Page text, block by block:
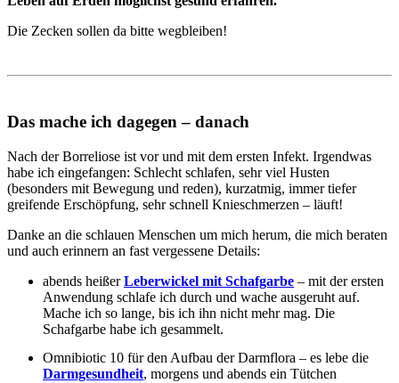
Die Zecken sollen da bitte wegbleiben!
Das mache ich dagegen – danach
Nach der Borreliose ist vor und mit dem ersten Infekt. Irgendwas
habe ich eingefangen: Schlecht schlafen, sehr viel Husten
(besonders mit Bewegung und reden), kurzatmig, immer tiefer
greifende Erschöpfung, sehr schnell Knieschmerzen – läuft!
Danke an die schlauen Menschen um mich herum, die mich beraten
und auch erinnern an fast vergessene Details:
abends heißerLeberwickel mit Schafgarbe – mit der ersten
Anwendung schlafe ich durch und wache ausgeruht auf.
Mache ich so lange, bis ich ihn nicht mehr mag. Die
Schafgarbe habe ich gesammelt.
Omnibiotic 10 für den Aufbau der Darmflora – es lebe die
Darmgesundheit, morgens und abends ein Tütchen